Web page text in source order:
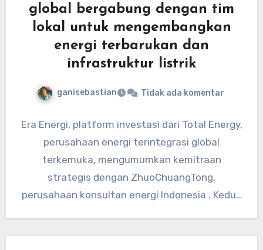
global bergabung dengan tim
lokal untuk mengembangkan
energi terbarukan dan
infrastruktur listrik
ganisebastian Tidak ada komentar
Era Energi, platform investasi dari Total Energy,
perusahaan energi terintegrasi global
terkemuka, mengumumkan kemitraan
strategis dengan ZhuoChuangTong,
perusahaan konsultan energi Indonesia . Kedua